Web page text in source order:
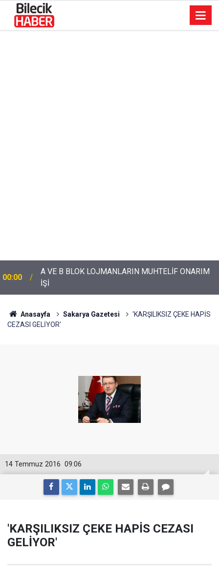
00:00
A VE B BLOK LOJMANLARIN MUHTELİF ONARIM
İŞİ
Anasayfa Sakarya Gazetesi
'KARŞILIKSIZ ÇEKE HAPİS
CEZASI GELİYOR'
09:06
14 Temmuz 2016
'KARŞILIKSIZ ÇEKE HAPİS CEZASI
GELİYOR'